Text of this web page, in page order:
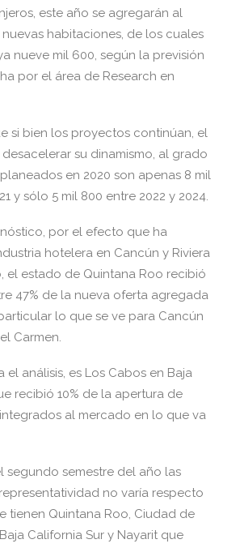
este año se agregarán al
nuevas habitaciones, de los cuales
nueve mil 600, según la previsión
por el área de Research en
si bien los proyectos continúan, el
su dinamismo, al grado
en 2020 son apenas 8 mil
y sólo 5 mil 800 entre 2022 y 2024.
por el efecto que ha
hotelera en Cancún y Riviera
el estado de Quintana Roo recibió
47% de la nueva oferta agregada
lo que se ve para Cancún
Carmen.
el análisis, es Los Cabos en Baja
recibió 10% de la apertura de
al mercado en lo que va
segundo semestre del año las
no varía respecto
tienen Quintana Roo, Ciudad de
California Sur y Nayarit que